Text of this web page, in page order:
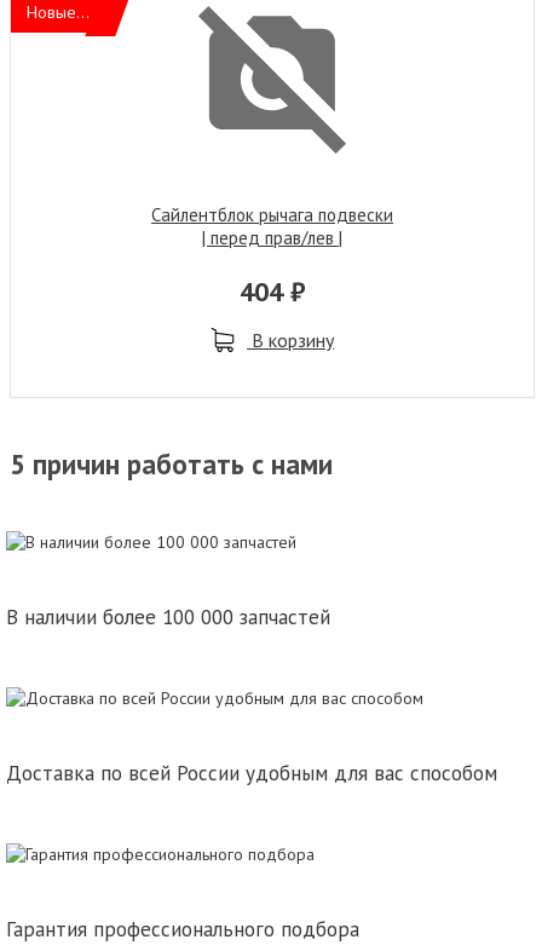
Новые...
Сайлентблок рычага подвески
| перед прав/лев |
404 ₽
В корзину
5 причин работать с нами
В наличии более 100 000 запчастей
Доставка по всей России удобным для вас способом
Гарантия профессионального подбора